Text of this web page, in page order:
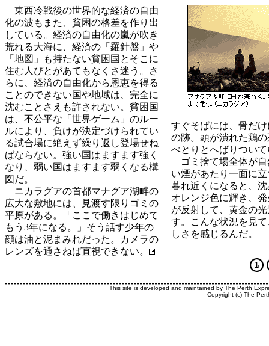
東西冷戦後の世界的な経済の自由
化の波もまた、貧困の格差を作り出
している。経済の自由化の嵐が吹き
荒れる大海に、経済の「羅針盤」や
「地図」も持たない貧困国とそこに
住む人びとがあてもなくさ迷う。さ
らに、経済の自由化から恩恵を得る
ことのできない国や地域は、完全に
沈むことさえも許されない。貧困国
は、不公平な「世界ゲーム」のルー
ルにより、負けが決定づけられてい
る試合場に絶えず繰り返し登場せね
ばならない。強い国はますます強く
なり、弱い国はますます弱くなる構
図だ。
ニカラグアの首都マナグア湖畔の
広大な敷地には、見渡す限りゴミの
平原がある。「ここで働きはじめて
もう3年になる。」そう話す少年の
顔は油と泥まみれだった。カメラの
レンズを通さねば直視できない。
すぐそばには、骨だ
の跡。頭が潰れた鶏
べとりとへばりつい
ゴミ捨て場全体が自
い煙があたり一面に
暮れ近くになると、
オレンジ色に輝き、
が反射して、黄金の
す。こんな状況を見
しさを感じるんだ。
This site is developed and maintained by The Perth
Copyright (c) The